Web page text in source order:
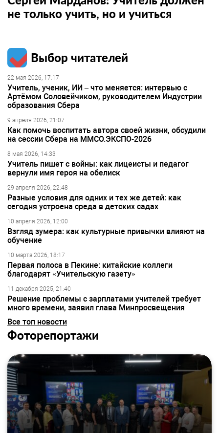
не только учить, но и учиться
Выбор читателей
22 мая 2026, 17:17
Учитель, ученик, ИИ – что меняется: интервью с
Артёмом Соловейчиком, руководителем Индустрии
образования Сбера
9 апреля 2026, 21:07
Как помочь воспитать автора своей жизни, обсудили
на сессии Сбера на ММСО.ЭКСПО-2026
8 мая 2026, 14:33
Учитель пишет с войны: как лицеисты и педагог
вернули имя героя на обелиск
29 апреля 2026, 22:48
Разные условия для одних и тех же детей: как
сегодня устроена среда в детских садах
10 апреля 2026, 12:00
Взгляд зумера: как культурные привычки влияют на
обучение
10 марта 2026, 18:17
Первая полоса в Пекине: китайские коллеги
благодарят «Учительскую газету»
11 декабря 2025, 21:40
Решение проблемы с зарплатами учителей требует
много времени, заявил глава Минпросвещения
Все топ новости
Фоторепортажи